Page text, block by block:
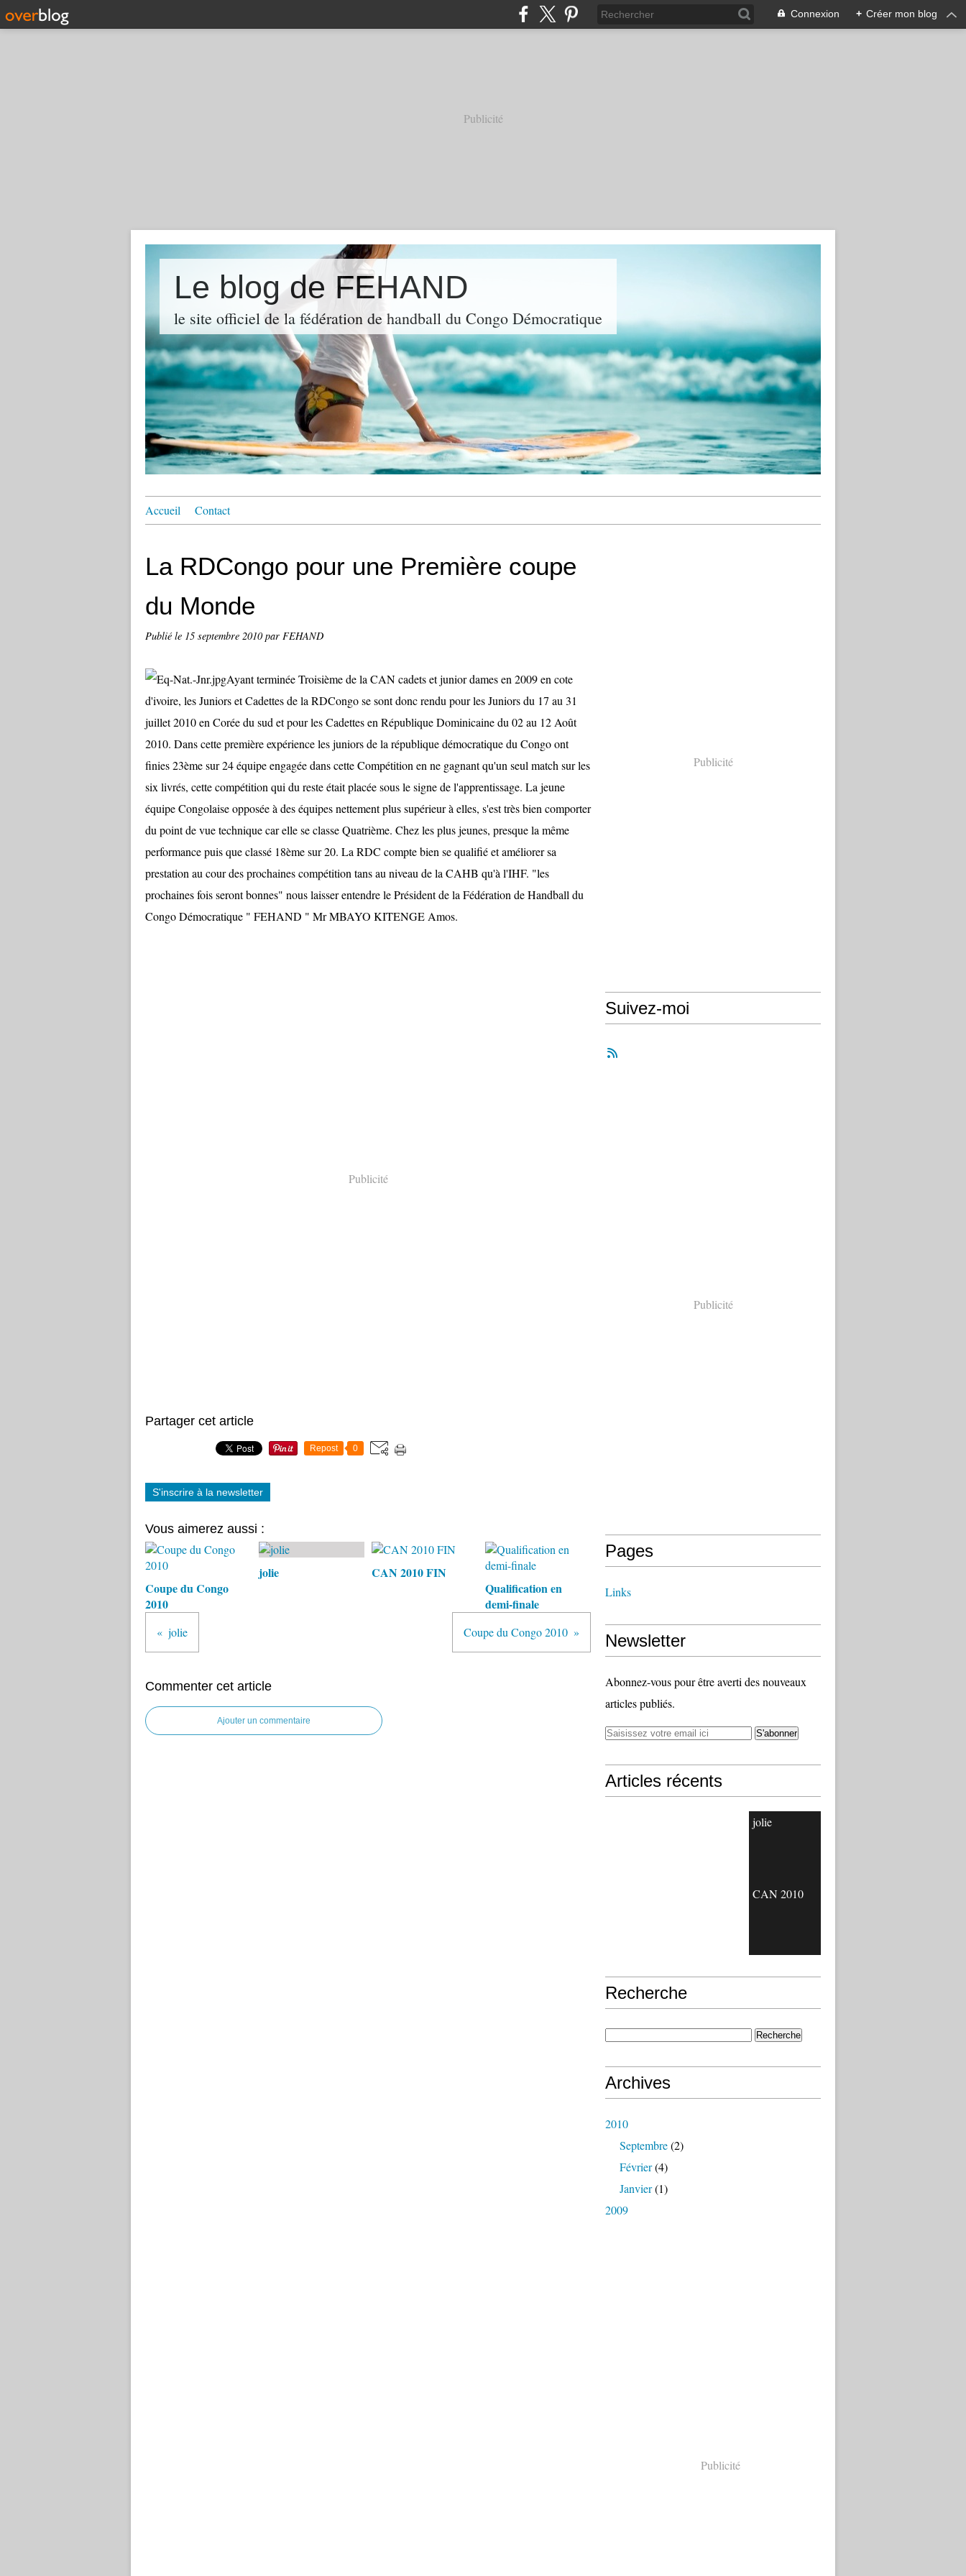
Connexion + Créer mon blog
Publicité
Le blog de FEHAND
le site officiel de la fédération de handball du Congo Démocratique
Accueil Contact
La RDCongo pour une Première coupe
du Monde
Publié le 15 septembre 2010par FEHAND
Ayant terminée Troisième de la CAN cadets et junior dames en 2009 en cote
d'ivoire, les Juniors et Cadettes de la RDCongo se sont donc rendu pour les Juniors du 17 au 31
juillet 2010 en Corée du sud et pour les Cadettes en République Dominicaine du 02 au 12 Août
2010. Dans cette première expérience les juniors de la république démocratique du Congo ont
finies 23ème sur 24 équipe engagée dans cette Compétition en ne gagnant qu'un seul match sur les
six livrés, cette compétition qui du reste était placée sous le signe de l'apprentissage. La jeune
équipe Congolaise opposée à des équipes nettement plus supérieur à elles, s'est très bien comporter
du point de vue technique car elle se classe Quatrième. Chez les plus jeunes, presque la même
performance puis que classé 18ème sur 20. La RDC compte bien se qualifié et améliorer sa
prestation au cour des prochaines compétition tans au niveau de la CAHB qu'à l'IHF. "les
prochaines fois seront bonnes" nous laisser entendre le Président de la Fédération de Handball du
Congo Démocratique " FEHAND " Mr MBAYO KITENGE Amos.
Publicité
Partager cet article
Repost 0
S'inscrire à la newsletter
Vous aimerez aussi :
Coupe du Congo
2010
jolie
CAN 2010 FIN
Qualification en
demi-finale
jolie Coupe du Congo 2010
Commenter cet article
Ajouter un commentaire
Publicité
Suivez-moi
Publicité
Pages
Links
Newsletter
Abonnez-vous pour être averti des nouveaux
articles publiés.
Articles récents
jolie
CAN 2010
Recherche
Archives
2010
Septembre(2)
Février(4)
Janvier(1)
2009
Publicité